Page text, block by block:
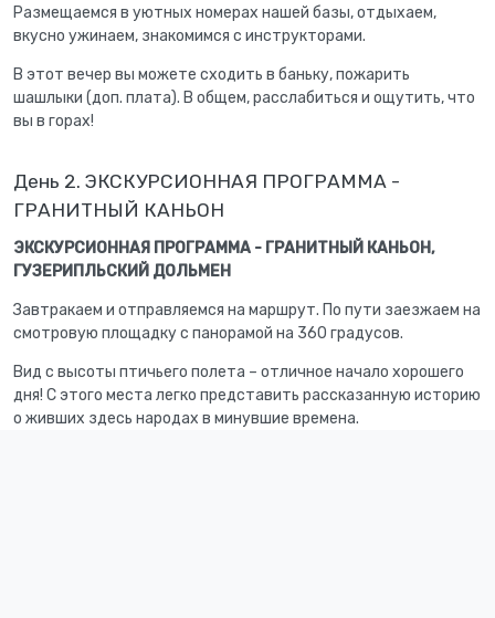
Размещаемся в уютных номерах нашей базы, отдыхаем,
вкусно ужинаем, знакомимся с инструкторами.
В этот вечер вы можете сходить в баньку, пожарить
шашлыки (доп. плата). В общем, расслабиться и ощутить, что
вы в горах!
День 2. ЭКСКУРСИОННАЯ ПРОГРАММА -
ГРАНИТНЫЙ КАНЬОН
ЭКСКУРСИОННАЯ ПРОГРАММА - ГРАНИТНЫЙ КАНЬОН,
ГУЗЕРИПЛЬСКИЙ ДОЛЬМЕН
Завтракаем и отправляемся на маршрут. По пути заезжаем на
смотровую площадку с панорамой на 360 градусов.
Вид с высоты птичьего полета – отличное начало хорошего
дня! С этого места легко представить рассказанную историю
о живших здесь народах в минувшие времена.